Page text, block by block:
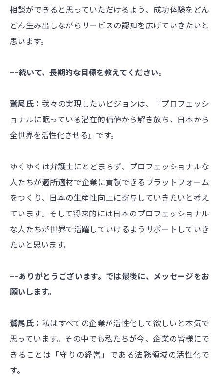
相談ができると思っていただけるよう、成功体験をどん
どん生み出しながらサービスの認知を広げていきたいと
思います。
––続いて、長期的な目標を教えてください。
鷲尾氏：我々の実現したいビジョンは、『プロフェッシ
ョナルに眠っている潜在的価値から解き放ち、日本から
全世界を活性化させる』です。
ゆくゆくは弁護士にとどまらず、プロフェッショナルな
人たちが適所適材で企業に貢献できるプラットフォーム
をつくり、日本の生産性向上に寄与していきたいと考え
ています。そして将来的には日本のプロフェッショナル
な人たちが世界で活躍していけるようサポートしていき
たいと思います。
––ありがとうございます。では最後に、メッセージをお
願いします。
鷲尾氏： 私はすべての企業が活性化して欲しいと本気で
思っています。その中でも私たちが今、企業の皆様にで
きることは「守りの経営」である法務領域の活性化で
す。